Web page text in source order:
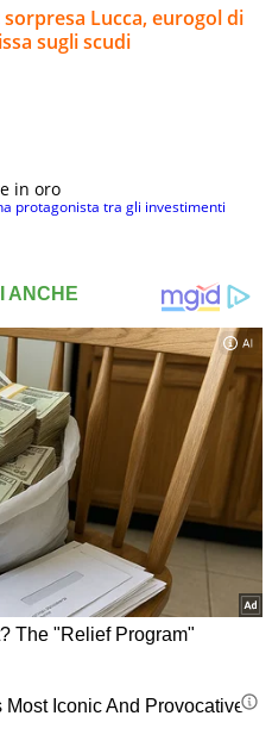
Lucca, eurogol di
sugli scudi
in oro
protagonista tra gli investimenti